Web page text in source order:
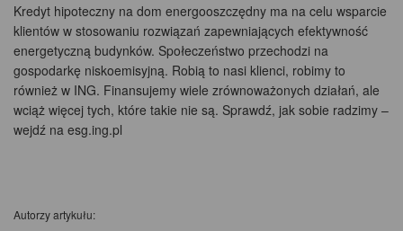
Kredyt hipoteczny na dom energooszczędny ma na celu wsparcie
klientów w stosowaniu rozwiązań zapewniających efektywność
energetyczną budynków. Społeczeństwo przechodzi na
gospodarkę niskoemisyjną. Robią to nasi klienci, robimy to
również w ING. Finansujemy wiele zrównoważonych działań, ale
wciąż więcej tych, które takie nie są. Sprawdź, jak sobie radzimy –
wejdź na esg.ing.pl
Autorzy artykułu: